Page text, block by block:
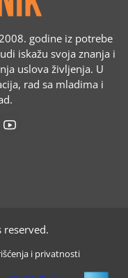
godine iz potrebe
iskažu svoja znanja i
uslova življenja. U
rad sa mladima i
i privatnosti